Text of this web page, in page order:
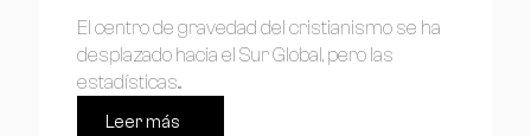
El centro de gravedad del cristianismo se ha
desplazado hacia el Sur Global, pero las
estadísticas...
Leer más